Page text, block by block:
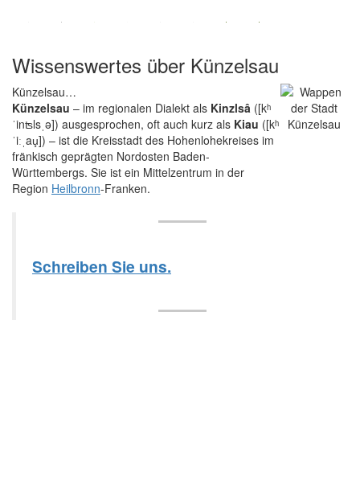
Wissenswertes über Künzelsau
Künzelsau…
Künzelsau – im regionalen Dialekt als Kinzlsâ ([kʰ
ˈinʦlsˌə]) ausgesprochen, oft auch kurz als Kiau ([kʰ
ˈi​ːˌau̧]) – ist die Kreisstadt des Hohenlohekreises im
fränkisch geprägten Nordosten Baden-
Württembergs. Sie ist ein Mittelzentrum in der
Region Heilbronn-Franken.
Schreiben Sie uns.